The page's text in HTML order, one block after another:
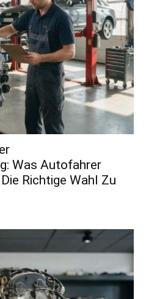
Was Autofahrer
Richtige Wahl Zu